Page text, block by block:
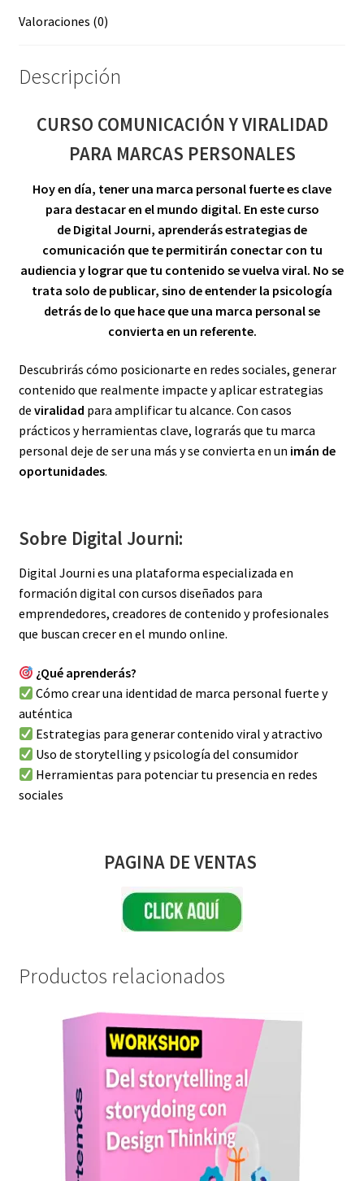
Valoraciones (0)
Descripción
CURSO COMUNICACIÓN Y VIRALIDAD
PARA MARCAS PERSONALES
Hoy en día, tener una marca personal fuerte es clave
para destacar en el mundo digital. En este curso
de Digital Journi, aprenderás estrategias de
comunicación que te permitirán conectar con tu
audiencia y lograr que tu contenido se vuelva viral. No se
trata solo de publicar, sino de entender la psicología
detrás de lo que hace que una marca personal se
convierta en un referente.
Descubrirás cómo posicionarte en redes sociales, generar
contenido que realmente impacte y aplicar estrategias
de viralidad para amplificar tu alcance. Con casos
prácticos y herramientas clave, lograrás que tu marca
personal deje de ser una más y se convierta en un imán de
oportunidades.
Sobre Digital Journi:
Digital Journi es una plataforma especializada en
formación digital con cursos diseñados para
emprendedores, creadores de contenido y profesionales
que buscan crecer en el mundo online.
¿Qué aprenderás?
Cómo crear una identidad de marca personal fuerte y
auténtica
Estrategias para generar contenido viral y atractivo
Uso de storytelling y psicología del consumidor
Herramientas para potenciar tu presencia en redes
sociales
PAGINA DE VENTAS
Productos relacionados